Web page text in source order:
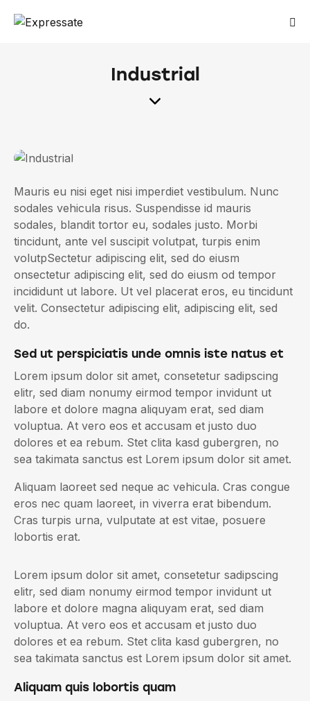
Industrial
Mauris eu nisi eget nisi imperdiet vestibulum. Nunc
sodales vehicula risus. Suspendisse id mauris
sodales, blandit tortor eu, sodales justo. Morbi
tincidunt, ante vel suscipit volutpat, turpis enim
volutpSectetur adipiscing elit, sed do eiusm
onsectetur adipiscing elit, sed do eiusm od tempor
incididunt ut labore. Ut vel placerat eros, eu tincidunt
velit. Consectetur adipiscing elit, adipiscing elit, sed
do.
Sed ut perspiciatis unde omnis iste natus et
Lorem ipsum dolor sit amet, consetetur sadipscing
elitr, sed diam nonumy eirmod tempor invidunt ut
labore et dolore magna aliquyam erat, sed diam
voluptua. At vero eos et accusam et justo duo
dolores et ea rebum. Stet clita kasd gubergren, no
sea takimata sanctus est Lorem ipsum dolor sit amet.
Aliquam laoreet sed neque ac vehicula. Cras congue
eros nec quam laoreet, in viverra erat bibendum.
Cras turpis urna, vulputate at est vitae, posuere
lobortis erat.
Lorem ipsum dolor sit amet, consetetur sadipscing
elitr, sed diam nonumy eirmod tempor invidunt ut
labore et dolore magna aliquyam erat, sed diam
voluptua. At vero eos et accusam et justo duo
dolores et ea rebum. Stet clita kasd gubergren, no
sea takimata sanctus est Lorem ipsum dolor sit amet.
Aliquam quis lobortis quam